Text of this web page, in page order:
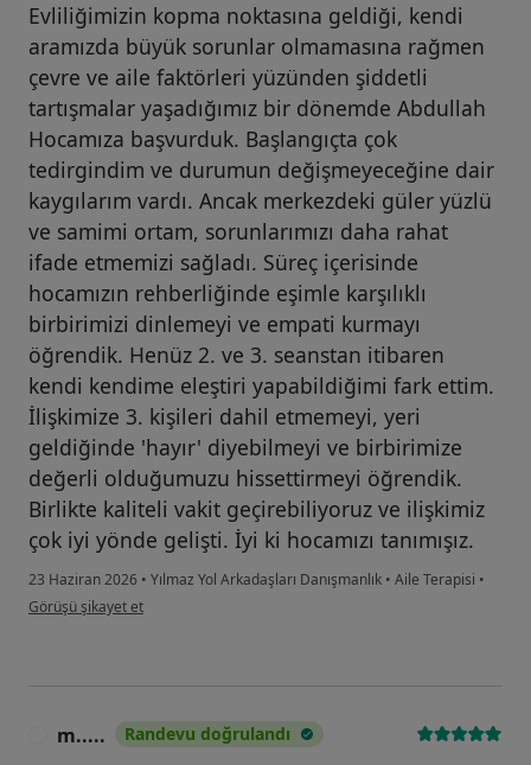
Evliliğimizin kopma noktasına geldiği, kendi
aramızda büyük sorunlar olmamasına rağmen
çevre ve aile faktörleri yüzünden şiddetli
tartışmalar yaşadığımız bir dönemde Abdullah
Hocamıza başvurduk. Başlangıçta çok
tedirgindim ve durumun değişmeyeceğine dair
kaygılarım vardı. Ancak merkezdeki güler yüzlü
ve samimi ortam, sorunlarımızı daha rahat
ifade etmemizi sağladı. Süreç içerisinde
hocamızın rehberliğinde eşimle karşılıklı
birbirimizi dinlemeyi ve empati kurmayı
öğrendik. Henüz 2. ve 3. seanstan itibaren
kendi kendime eleştiri yapabildiğimi fark ettim.
İlişkimize 3. kişileri dahil etmemeyi, yeri
geldiğinde 'hayır' diyebilmeyi ve birbirimize
değerli olduğumuzu hissettirmeyi öğrendik.
Birlikte kaliteli vakit geçirebiliyoruz ve ilişkimiz
çok iyi yönde gelişti. İyi ki hocamızı tanımışız.
23 Haziran 2026 • Yılmaz Yol Arkadaşları Danışmanlık • Aile Terapisi •
kullanıcının görüşüne göre s.....
Görüşü şikayet et
m..... Randevu doğrulandı